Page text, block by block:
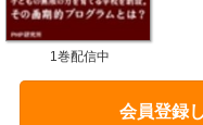
1巻配信中
会員登録